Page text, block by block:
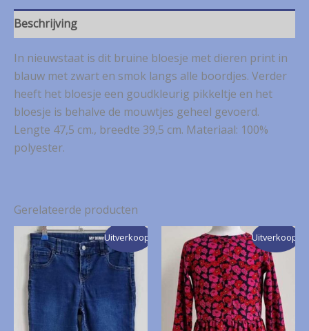
mt.
128/134
Beschrijving
In nieuwstaat is dit bruine bloesje met dieren print in
blauw met zwart en smok langs alle boordjes. Verder
heeft het bloesje een goudkleurig pikkeltje en het
bloesje is behalve de mouwtjes geheel gevoerd.
Lengte 47,5 cm., breedte 39,5 cm. Materiaal: 100%
polyester.
Gerelateerde producten
Uitverkoop! Uitverkoop!